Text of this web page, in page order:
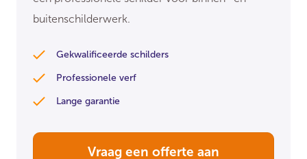
buitenschilderwerk.
Gekwalificeerde schilders
Professionele verf
Lange garantie
Vraag een offerte aan